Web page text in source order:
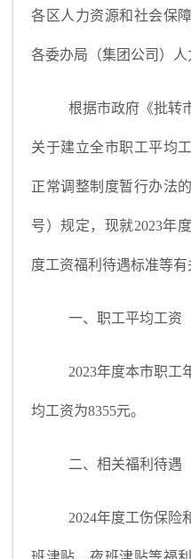
各区人力资源和社会保
各委办局（集团公司）人
根据市政府《批转
关于建立全市职工平均
正常调整制度暂行办法
号）规定，现就2023年
度工资福利待遇标准等有
一、职工平均工资
2023年度本市职工
均工资为8355元。
二、相关福利待遇
2024年度工伤保险